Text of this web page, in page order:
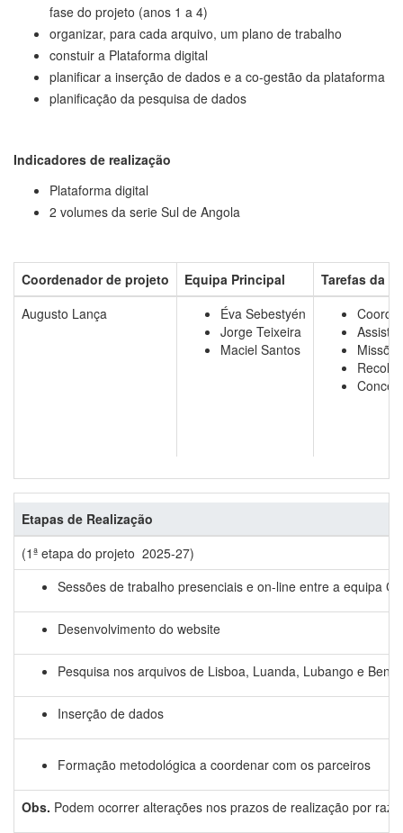
fase do projeto (anos 1 a 4)
organizar, para cada arquivo, um plano de trabalho
constuir a Plataforma digital
planificar a inserção de dados e a co-gestão da plataforma
planificação da pesquisa de dados
Indicadores de realização
Plataforma digital
2 volumes da serie Sul de Angola
Coordenador de projeto Equipa Principal
Tarefas da
Augusto Lança
Éva Sebestyén
Jorge Teixeira
Maciel Santos
Etapas de Realização
(1ª etapa do projeto 2025-27)
Sessões de trabalho presenciais e on-line entre a equipa
Desenvolvimento do website
Pesquisa nos arquivos de Lisboa, Luanda, Lubango e
Inserção de dados
Formação metodológica a coordenar com os parceiros
Obs. Podem ocorrer alterações nos prazos de realização por